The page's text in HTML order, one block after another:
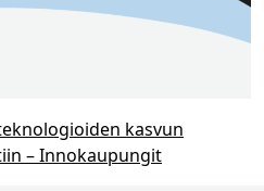
kasvun
– Innokaupungit